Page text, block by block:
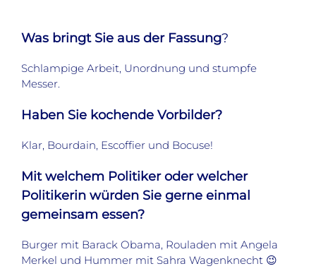
Was bringt Sie aus der Fassung?
Schlampige Arbeit, Unordnung und stumpfe
Messer.
Haben Sie kochende Vorbilder?
Klar, Bourdain, Escoffier und Bocuse!
Mit welchem Politiker oder welcher
Politikerin würden Sie gerne einmal
gemeinsam essen?
Burger mit Barack Obama, Rouladen mit Angela
Merkel und Hummer mit Sahra Wagenknecht 😉